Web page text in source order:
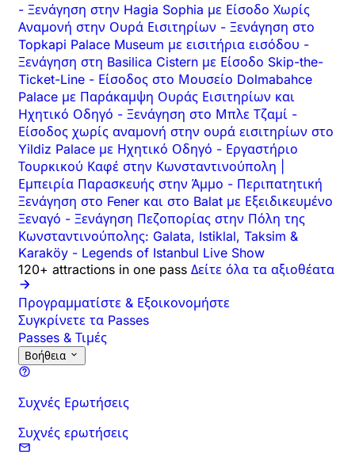
- Ξενάγηση στην Hagia Sophia με Είσοδο Χωρίς
Αναμονή στην Ουρά Εισιτηρίων - Ξενάγηση στο
Topkapi Palace Museum με εισιτήρια εισόδου -
Ξενάγηση στη Basilica Cistern με Είσοδο Skip-the-
Ticket-Line - Είσοδος στο Μουσείο Dolmabahce
Palace με Παράκαμψη Ουράς Εισιτηρίων και
Ηχητικό Οδηγό - Ξενάγηση στο Μπλε Τζαμί -
Είσοδος χωρίς αναμονή στην ουρά εισιτηρίων στο
Yildiz Palace με Ηχητικό Οδηγό - Εργαστήριο
Τουρκικού Καφέ στην Κωνσταντινούπολη |
Εμπειρία Παρασκευής στην Άμμο - Περιπατητική
Ξενάγηση στο Fener και στο Balat με Εξειδικευμένο
Ξεναγό - Ξενάγηση Πεζοπορίας στην Πόλη της
Κωνσταντινούπολης: Galata, Istiklal, Taksim &
Karaköy - Legends of Istanbul Live Show
120+ attractions in one pass Δείτε όλα τα αξιοθέατα
Προγραμματίστε & Εξοικονομήστε
Συγκρίνετε τα Passes
Passes & Τιμές
Βοήθεια
Συχνές Ερωτήσεις
Συχνές ερωτήσεις